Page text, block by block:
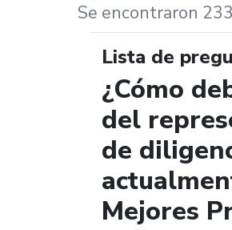
Se encontraron
Lista de
¿Cómo
del
de
Mejores